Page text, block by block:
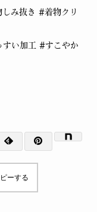
み抜き #着物クリ
い加工 #すこやか
ーする